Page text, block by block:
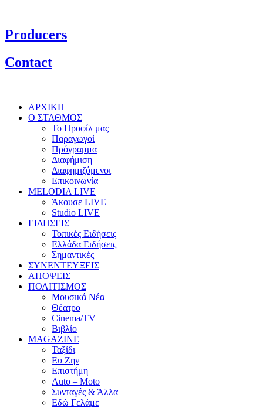
Producers
Contact
ΑΡΧΙΚΗ
Ο ΣΤΑΘΜΟΣ
Το Προφίλ μας
Παραγωγοί
Πρόγραμμα
Διαφήμιση
Διαφημιζόμενοι
Επικοινωνία
MELODIA LIVE
Άκουσε LIVE
Studio LIVE
ΕΙΔΗΣΕΙΣ
Τοπικές Ειδήσεις
Ελλάδα Ειδήσεις
Σημαντικές
ΣΥΝΕΝΤΕΥΞΕΙΣ
ΑΠΟΨΕΙΣ
ΠΟΛΙΤΙΣΜΟΣ
Μουσικά Νέα
Θέατρο
Cinema/TV
Βιβλίο
MAGAZINE
Ταξίδι
Ευ Ζην
Επιστήμη
Auto – Moto
Συνταγές & Άλλα
Εδώ Γελάμε